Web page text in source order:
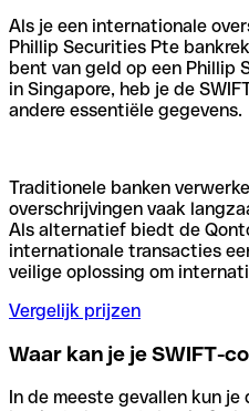
Als je een internationale
Phillip Securities Pte
bent van geld op een Phillip
in Singapore, heb je de
andere essentiële gegevens.
Traditionele banken
overschrijvingen vaak
Als alternatief biedt de
internationale transacties
veilige oplossing om
Vergelijk prijzen
Waar kan je je SWIFT-
In de meeste gevallen kun je